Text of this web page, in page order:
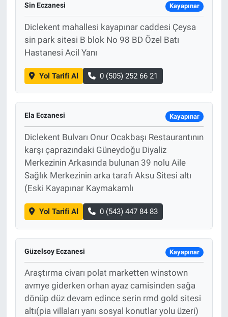
Sin Eczanesi Kayapınar
Diclekent mahallesi kayapınar caddesi Çeysa
sin park sitesi B blok No 98 BD Özel Batı
Hastanesi Acil Yanı
Yol Tarifi Al 0 (505) 252 66 21
Ela Eczanesi Kayapınar
Diclekent Bulvarı Onur Ocakbaşı Restaurantının
karşı çaprazındaki Güneydoğu Diyaliz
Merkezinin Arkasında bulunan 39 nolu Aile
Sağlık Merkezinin arka tarafı Aksu Sitesi altı
(Eski Kayapınar Kaymakamlı
Yol Tarifi Al 0 (543) 447 84 83
Güzelsoy Eczanesi Kayapınar
Araştırma civarı polat marketten winstown
avmye giderken orhan ayaz camisinden sağa
dönüp düz devam edince serin rmd gold sitesi
altı(pia villaları yanı sosyal konutlar yolu üzeri)